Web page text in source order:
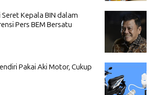
Kepala BIN dalam
Pers BEM Bersatu
Pakai Aki Motor, Cukup